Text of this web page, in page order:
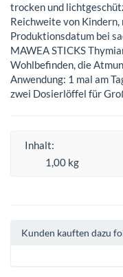
trocken und
Reichweite von
Produktionsdatum bei
MAWEA STICKS
Wohlbefinden, die
Anwendung: 1 mal am
zwei Dosierlöffel für
Inhalt:
1,00 kg
Kunden kauften dazu